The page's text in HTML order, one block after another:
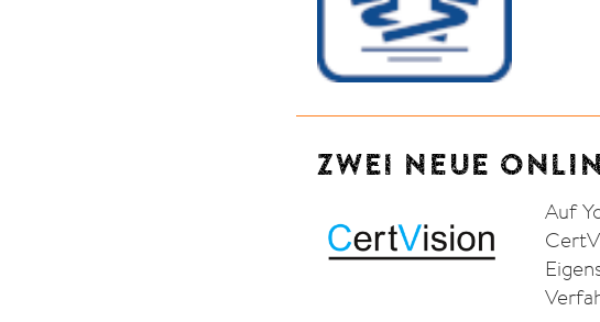
ZWEI NEUE
Auf